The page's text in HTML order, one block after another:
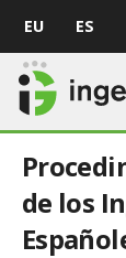
EU ES
de los